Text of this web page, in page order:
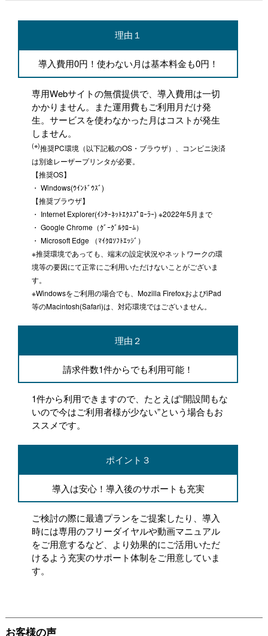
理由１
導入費用0円！使わない月は基本料金も0円！
専用Webサイトの無償提供で、導入費用は一切
かかりません。また運用費もご利用月だけ発
生。サービスを使わなかった月はコストが発生
しません。
(※)推奨PC環境（以下記載のOS・ブラウザ）、コンビニ決済
は別途レーザープリンタが必要。
【推奨OS】
・ Windows(ｳｲﾝﾄﾞｳｽﾞ)
【推奨ブラウザ】
・ Internet Explorer(ｲﾝﾀｰﾈｯﾄｴｸｽﾌﾟﾛｰﾗｰ) ※2022年5月まで
・ Google Chrome（ｸﾞｰｸﾞﾙｸﾛｰﾑ）
・ Microsoft Edge （ﾏｲｸﾛｿﾌﾄｴｯｼﾞ）
※推奨環境であっても、端末の設定状況やネットワークの環
境等の要因にて正常にご利用いただけないことがございま
す。
※Windowsをご利用の場合でも、Mozilla FirefoxおよびiPad
等のMacintosh(Safari)は、対応環境ではございません。
理由２
請求件数1件からでも利用可能！
1件から利用できますので、たとえば“開設間もな
いので今はご利用者様が少ない”という場合もお
ススメです。
ポイント３
導入は安心！導入後のサポートも充実
ご検討の際に最適プランをご提案したり、導入
時には専用のフリーダイヤルや動画マニュアル
をご用意するなど、より効果的にご活用いただ
けるよう充実のサポート体制をご用意していま
す。
お客様の声